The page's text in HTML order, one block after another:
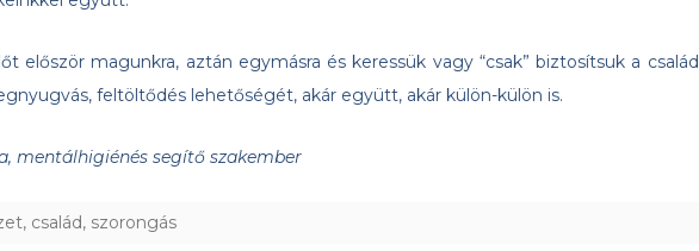
először magunkra, aztán egymásra és keressük vagy “csak” biztosítsuk a család
feltöltődés lehetőségét, akár együtt, akár külön-külön is.
mentálhigiénés segítő szakember
, család, szorongás